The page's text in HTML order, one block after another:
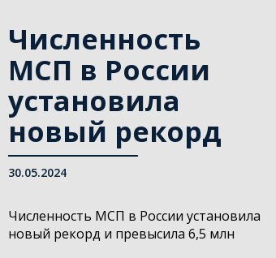
Численность
МСП в России
установила
новый рекорд
30.05.2024
Численность МСП в России установила
новый рекорд и превысила 6,5 млн